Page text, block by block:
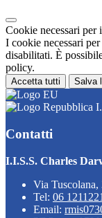
Cookie necessari per
I cookie necessari
disabilitati. È
policy.
Accetta tutti Salva
Contatti
I.I.S.S. Charles
Via Tuscolana,
Tel: 06
Email: